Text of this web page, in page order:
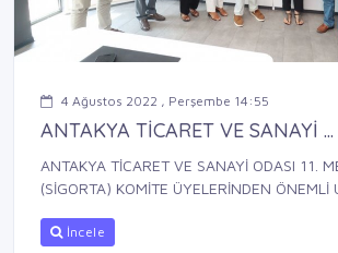
4 Ağustos 2022 , Perşembe 14:55
ANTAKYA TİCARET VE SANAYİ ...
ANTAKYA TİCARET VE SANAYİ ODASI 11.
(SİGORTA) KOMİTE ÜYELERİNDEN ÖNEMLİ
İncele